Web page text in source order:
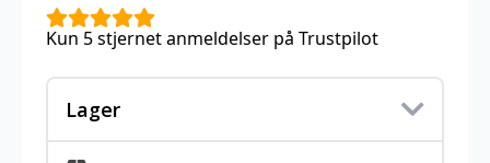
Kun 5 stjernet anmeldelser på Trustpilot
Lager